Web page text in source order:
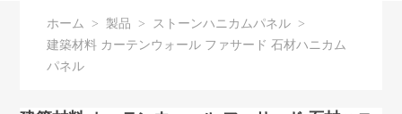
ホーム > 製品 > ストーンハニカムパネル >
建築材料 カーテンウォール ファサード 石材ハニカム
パネル